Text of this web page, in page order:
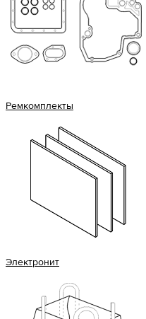
Ремкомплекты
Электронит